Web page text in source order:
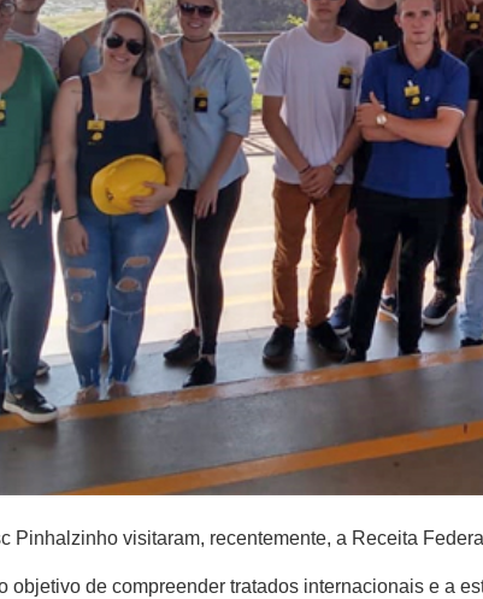
Pinhalzinho visitaram, recentemente, a Receita
de compreender tratados internacionais e a